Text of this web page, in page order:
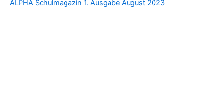
ALPHA Schulmagazin 1. Ausgabe August 2023